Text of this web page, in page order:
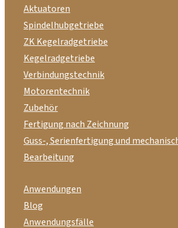
Aktuatoren
Spindelhubgetriebe
ZK Kegelradgetriebe
Kegelradgetriebe
Verbindungstechnik
Motorentechnik
Zubehör
Fertigung nach Zeichnung
Guss-, Serienfertigung und
Bearbeitung
Anwendungen
Blog
Anwendungsfälle